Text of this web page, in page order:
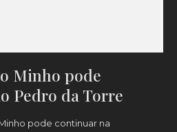
Minho pode
Pedro da Torre
pode continuar na